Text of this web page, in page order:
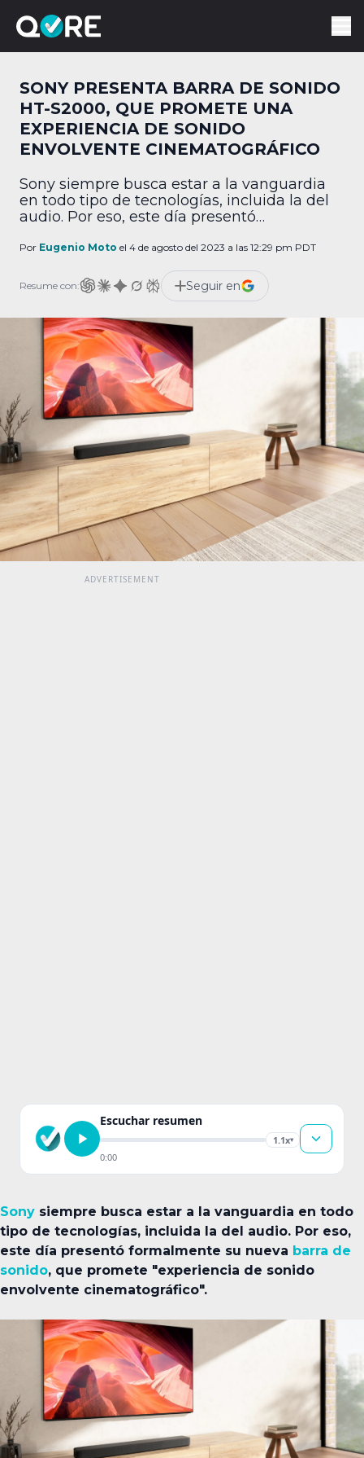
SONY PRESENTA BARRA DE SONIDO
HT-S2000, QUE PROMETE UNA
EXPERIENCIA DE SONIDO
ENVOLVENTE CINEMATOGRÁFICO
Sony siempre busca estar a la vanguardia
en todo tipo de tecnologías, incluida la del
audio. Por eso, este día presentó
promete "experiencia de sonido envolvente
mercado su nueva barra de sonido HT-
S2000 de 3.1 canales, con tecnología Dolby
Atmos / DTS:X. […]
Por Eugenio Moto el 4 de agosto del 2023 a las 12:29 pm PDT
Resume con: Seguir en
Escuchar resumen
1.1x▾
0:00
Sony siempre busca estar a la vanguardia en todo
tipo de tecnologías, incluida la del audio. Por eso,
este día presentó formalmente su nueva barra de
sonido, que promete "experiencia de sonido
envolvente cinematográfico".